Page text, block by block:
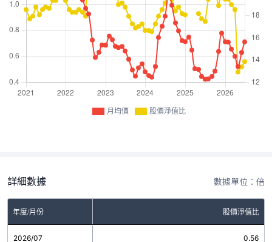
月均價 股價淨值比
詳細數據 數據單位：倍
年度/月份 股價淨值比
2026/07 0.56